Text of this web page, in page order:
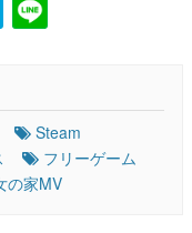
Steam
フリーゲーム
の家MV